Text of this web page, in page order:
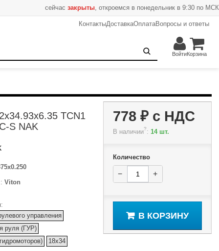
сейчас закрыты, откроемся в понедельник в 9:30 по МСК
КонтактыДоставкаОплатаВопросы и ответы
ВойтиКорзина
TCN1
S NAK
Viton
управления
руля (ГУР)
18x34
778 ₽с НДС
В наличии?: 14 шт.
Количество
− +
В КОРЗИНУ
+ В корзину